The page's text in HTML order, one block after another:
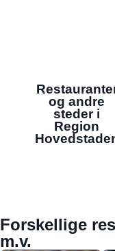
og andre
steder i
Region
Forskellige
m.v.